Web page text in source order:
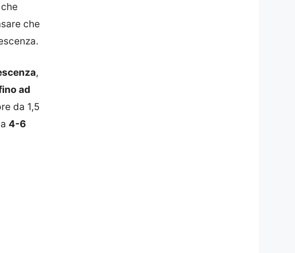
che
,
ad
da 1,5
4-6